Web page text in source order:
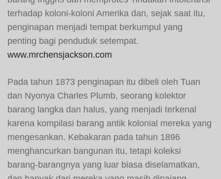
terhadap koloni-koloni Amerika dan, sejak saat itu,
penginapan menjadi tempat berkumpul yang
penting bagi penduduk setempat.
www.mrchensjackson.com
Pada tahun 1873 penginapan itu dibeli oleh Tuan
dan Nyonya Charles Plumb, seorang kolektor
barang langka dan halus, yang menjadi terkenal
karena kompilasi barang antik kolonial mereka yang
mengesankan. Kebakaran pada tahun 1896
menghancurkan bangunan itu, tetapi koleksi
barang-barangnya yang luar biasa diselamatkan,